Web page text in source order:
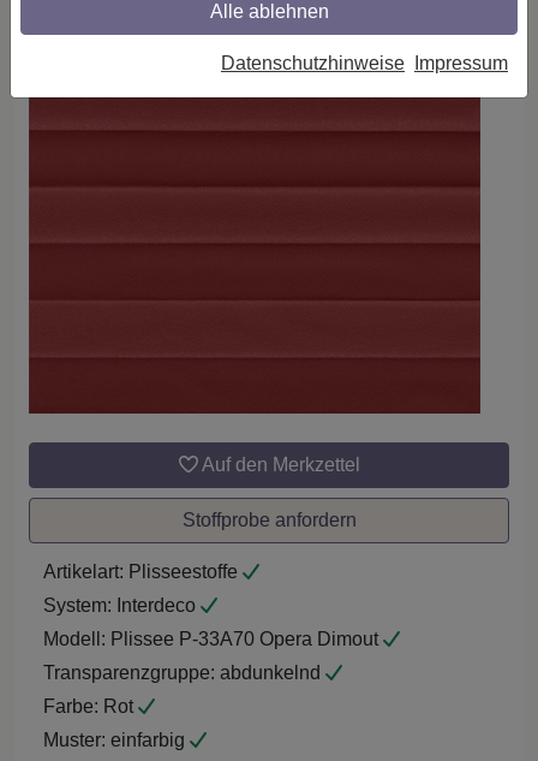
Auf den Merkzettel
Stoffprobe anfordern
Artikelart: Plisseestoffe
System: Interdeco
Modell: Plissee P-33A70 Opera Dimout
Transparenzgruppe: abdunkelnd
Farbe: Rot
Muster: einfarbig
Alle ablehnen
Datenschutzhinweise Impressum